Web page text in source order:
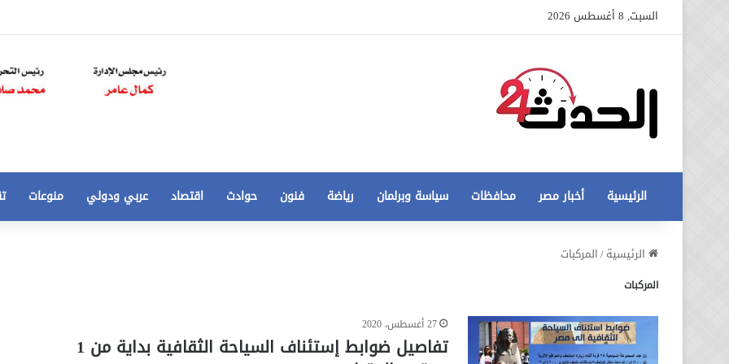
السبت, 8 أغسطس 2026
الرئيسية أخبار مصر محافظات سياسة وبرلمان رياضة فنون حوادث اقتصاد عربي ودولي منوعات
الرئيسية/المركبات
المركبات
27 أغسطس، 2020
تفاصيل ضوابط إستئناف السياحة الثقافية بداية من 1
أزمة
مخالفات
البناء
12 أغسطس، 2020
عاجل تطورات جديدة في أزمة مخالفات
الي
50